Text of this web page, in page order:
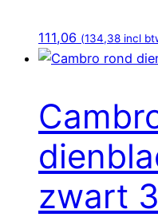
111,06 (134,38 incl
zwart